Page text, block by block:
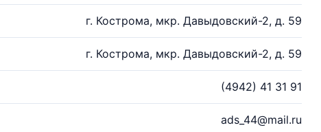
г. Кострома, мкр. Давыдовский-2, д. 59
г. Кострома, мкр. Давыдовский-2, д. 59
(4942) 41 31 91
ads_44@mail.ru